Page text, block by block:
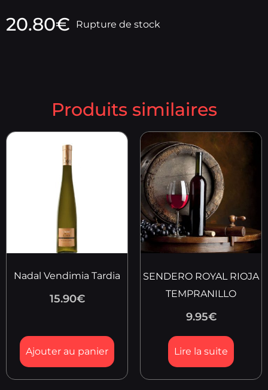
20.80€ Rupture de stock
Produits similaires
Nadal Vendimia Tardia
15.90€
Ajouter au panier
SENDERO ROYAL RIOJA
TEMPRANILLO
9.95€
Lire la suite